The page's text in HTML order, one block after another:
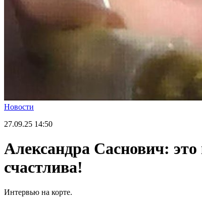
Новости
27.09.25 14:50
Александра Саснович:
счастлива!
Интервью на корте.